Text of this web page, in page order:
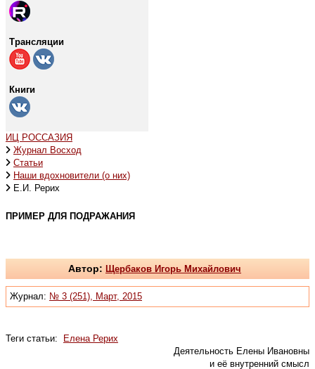
Трансляции
Книги
ИЦ РОССАЗИЯ
Журнал Восход
Статьи
Наши вдохновители (о них)
Е.И. Рерих
ПРИМЕР ДЛЯ ПОДРАЖАНИЯ
Автор: Щербаков Игорь Михайлович
Журнал: № 3 (251), Март, 2015
Теги статьи: Елена Рерих
Деятельность Елены Ивановны
и её внутренний смысл